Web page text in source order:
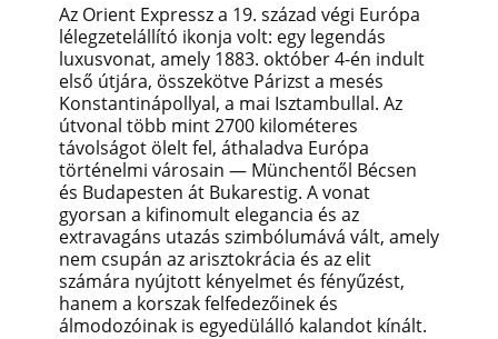
Az Orient Expressz a 19. század végi Európa
lélegzetelállító ikonja volt: egy legendás
luxusvonat, amely 1883. október 4-én indult
első útjára, összekötve Párizst a mesés
Konstantinápollyal, a mai Isztambullal. Az
útvonal több mint 2700 kilométeres
távolságot ölelt fel, áthaladva Európa
történelmi városain — Münchentől Bécsen
és Budapesten át Bukarestig. A vonat
gyorsan a kifinomult elegancia és az
extravagáns utazás szimbólumává vált, amely
nem csupán az arisztokrácia és az elit
számára nyújtott kényelmet és fényűzést,
hanem a korszak felfedezőinek és
álmodozóinak is egyedülálló kalandot kínált.